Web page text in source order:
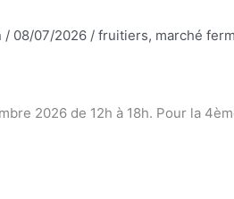
/ 08/07/2026 / fruitiers, marché
2026 de 12h à 18h. Pour la